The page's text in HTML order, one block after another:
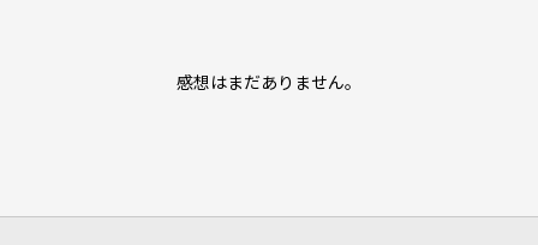
感想はまだありません。